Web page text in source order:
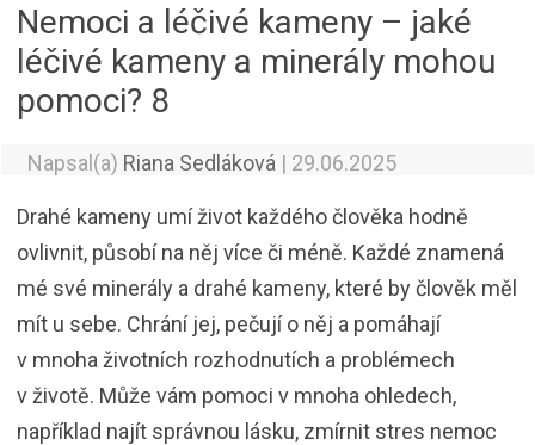
Nemoci a léčivé kameny – jaké
léčivé kameny a minerály mohou
pomoci? 8
Napsal(a) Riana Sedláková | 29.06.2025
Drahé kameny umí život každého člověka hodně
ovlivnit, působí na něj více či méně. Každé znamená
mé své minerály a drahé kameny, které by člověk měl
mít u sebe. Chrání jej, pečují o něj a pomáhají
v mnoha životních rozhodnutích a problémech
v životě. Může vám pomoci v mnoha ohledech,
například najít správnou lásku, zmírnit stres nemoc